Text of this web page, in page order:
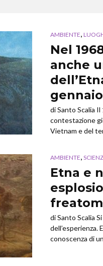
AMBIENTE,
Nel
anche
gennaio
di Santo Scalia Il
contestazione
Vietnam e del
AMBIENTE,
Etna e
di Santo Scalia
dell’esperienza.
conoscenza di